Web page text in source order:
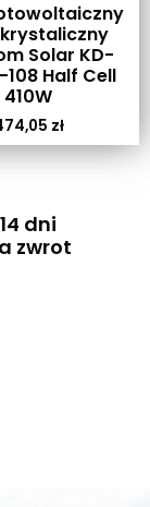
Solar KD-
108 Half Cell
410W
zł
14 dni
zwrot